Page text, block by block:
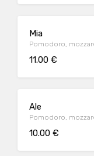
Mia
Pomodoro,
11.00 €
Ale
Pomodoro,
10.00 €